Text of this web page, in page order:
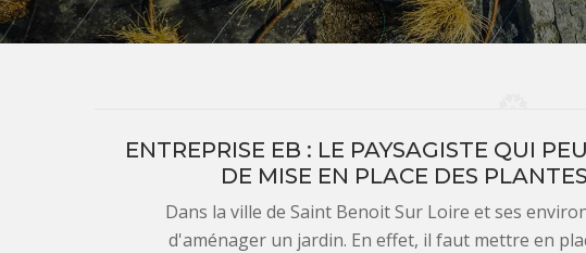
ENTREPRISE EB : LE PAYSAGISTE QUI
DE MISE EN PLACE DES
Dans la ville de Saint Benoit Sur Loire et ses
d'aménager un jardin. En effet, il faut mettre en